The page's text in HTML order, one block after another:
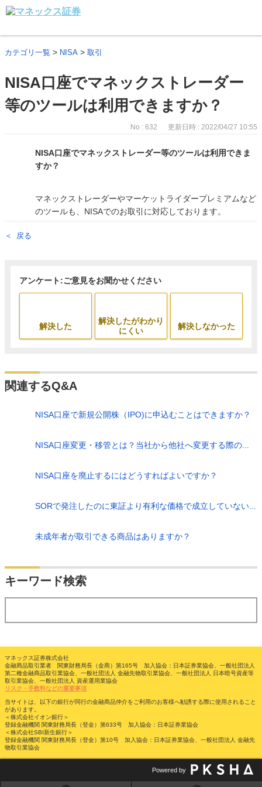
カテゴリ一覧 > NISA > 取引
NISA口座でマネックストレーダー
等のツールは利用できますか？
No : 632 更新日時 : 2022/04/27 10:55
NISA口座でマネックストレーダー等のツールは利用できま
すか？
マネックストレーダーやマーケットライダープレミアムなど
のツールも、NISAでのお取引に対応しております。
戻る
アンケート:ご意見をお聞かせください
解決した
解決したがわかり
にくい
解決しなかった
関連するQ&A
NISA口座で新規公開株（IPO)に申込むことはできますか？
NISA口座変更・移管とは？当社から他社へ変更する際の...
NISA口座を廃止するにはどうすればよいですか？
SORで発注したのに東証より有利な価格で成立していない...
未成年者が取引できる商品はありますか？
キーワード検索
マネックス証券株式会社
金融商品取引業者 関東財務局長（金商）第165号 加入協会：日本証券業協会、一般社団法人
第二種金融商品取引業協会、一般社団法人 金融先物取引業協会、一般社団法人 日本暗号資産等
取引業協会、一般社団法人 資産運用業協会
リスク・手数料などの重要事項
当サイトは、以下の銀行が同行の金融商品仲介をご利用のお客様へ勧誘する際に使用されること
があります。
＜株式会社イオン銀行＞
登録金融機関 関東財務局長（登金）第633号 加入協会：日本証券業協会
＜株式会社SBI新生銀行＞
登録金融機関 関東財務局長（登金）第10号 加入協会：日本証券業協会、一般社団法人 金融先
物取引業協会
Powered by